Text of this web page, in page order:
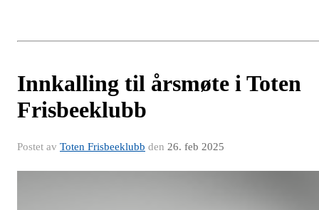
Innkalling til årsmøte i Toten
Frisbeeklubb
Postet av Toten Frisbeeklubb den 26. feb 2025